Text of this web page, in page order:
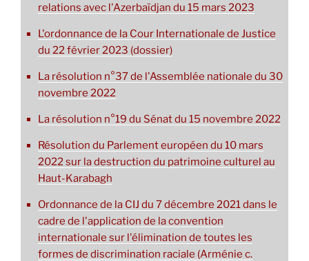
relations avec l'Azerbaïdjan du 15 mars 2023
L'ordonnance de la Cour Internationale de Justice
du 22 février 2023 (dossier)
La résolution n°37 de l'Assemblée nationale du 30
novembre 2022
La résolution n°19 du Sénat du 15 novembre 2022
Résolution du Parlement européen du 10 mars
2022 sur la destruction du patrimoine culturel au
Haut-Karabagh
Ordonnance de la CIJ du 7 décembre 2021 dans le
cadre de l'application de la convention
internationale sur l'élimination de toutes les
formes de discrimination raciale (Arménie c.